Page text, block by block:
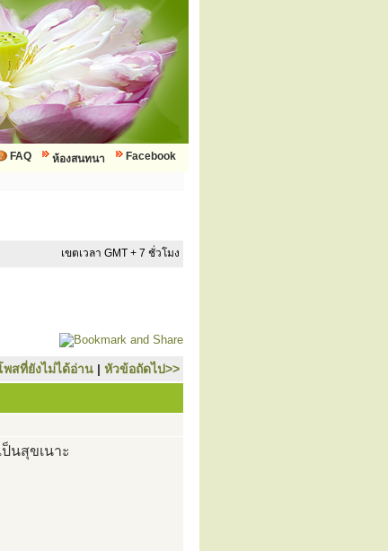
Facebook
ห้องสนทนา
FAQ
เขตเวลา GMT + 7 ชั่วโมง
พสที่ยังไม่ได้อ่าน | หัวข้อถัดไป>>
นสุขเนาะ